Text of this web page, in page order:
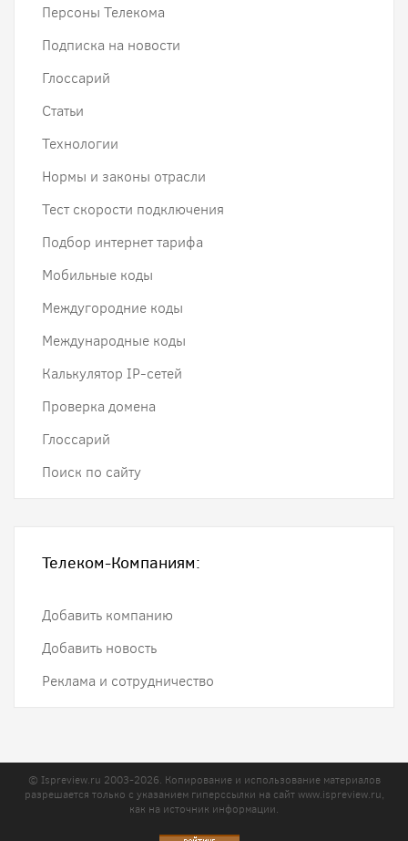
Персоны Телекома
Подписка на новости
Глоссарий
Статьи
Технологии
Нормы и законы отрасли
Тест скорости подключения
Подбор интернет тарифа
Мобильные коды
Междугородние коды
Международные коды
Калькулятор IP-сетей
Проверка домена
Глоссарий
Поиск по сайту
Телеком-Компаниям:
Добавить компанию
Добавить новость
Реклама и сотрудничество
© Ispreview.ru 2003-2026. Копирование и использование материалов
разрешается только с указанием гиперссылки на сайтwww.ispreview.ru,
как на источник информации.